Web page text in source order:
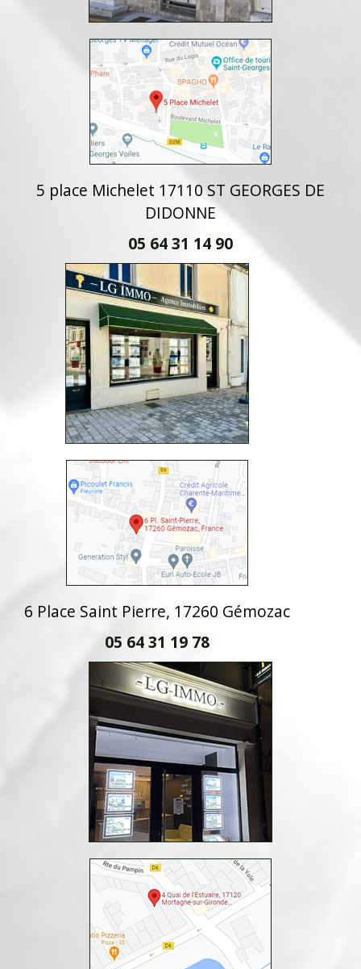
5 place Michelet 17110 ST GEORGES DE
DIDONNE
05 64 31 14 90
6 Place Saint Pierre, 17260 Gémozac
05 64 31 19 78